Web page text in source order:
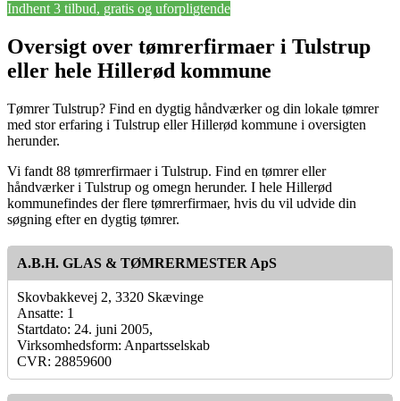
Indhent 3 tilbud, gratis og uforpligtende
Oversigt over tømrerfirmaer i Tulstrup
eller hele Hillerød kommune
Tømrer Tulstrup? Find en dygtig håndværker og din lokale tømrer
med stor erfaring i Tulstrup eller Hillerød kommune i oversigten
herunder.
Vi fandt 88 tømrerfirmaer i Tulstrup. Find en tømrer eller
håndværker i Tulstrup og omegn herunder. I hele Hillerød
kommunefindes der flere tømrerfirmaer, hvis du vil udvide din
søgning efter en dygtig tømrer.
A.B.H. GLAS & TØMRERMESTER ApS
Skovbakkevej 2, 3320 Skævinge
Ansatte: 1
Startdato: 24. juni 2005,
Virksomhedsform: Anpartsselskab
CVR: 28859600